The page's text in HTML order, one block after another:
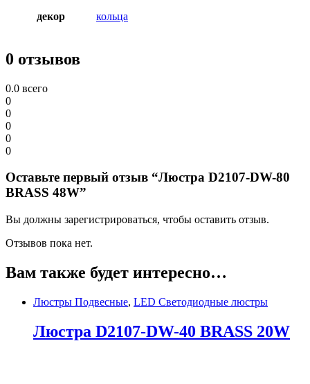
декор кольца
0 отзывов
0.0 всего
0
0
0
0
0
Оставьте первый отзыв “Люстра D2107-DW-80
BRASS 48W”
Вы должны зарегистрироваться, чтобы оставить отзыв.
Отзывов пока нет.
Вам также будет интересно…
Люстры Подвесные, LED Светодиодные люстры
Люстра D2107-DW-40 BRASS 20W